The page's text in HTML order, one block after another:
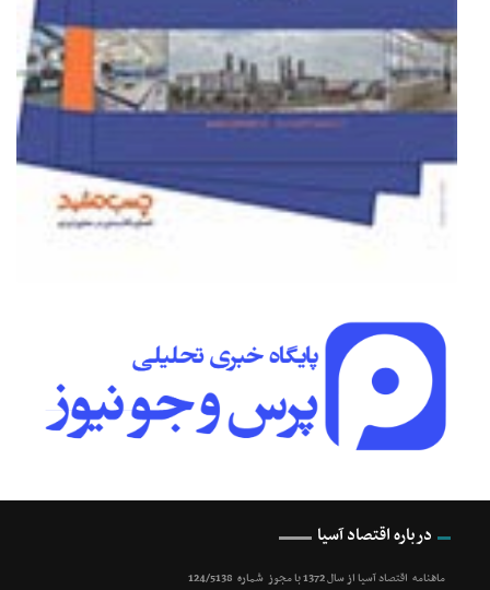
درباره اقتصاد آسیا
ماهنامه اقتصاد آسیا از سال 1372 با مجوز شماره 124/5138